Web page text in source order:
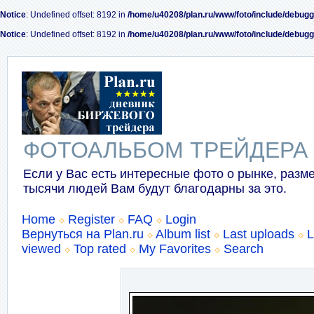
Notice: Undefined offset: 8192 in /home/u40208/plan.ru/www/foto/include/
Notice: Undefined offset: 8192 in /home/u40208/plan.ru/www/foto/include/
ФОТОАЛЬБОМ ТРЕЙДЕРА
Если у Вас есть интересные фото о рынке,
тысячи людей Вам будут благодарны за это.
Home Register FAQ
Login
Вернуться на Plan.ru
Album list Last uploads
viewed
Top rated My Favorites Search